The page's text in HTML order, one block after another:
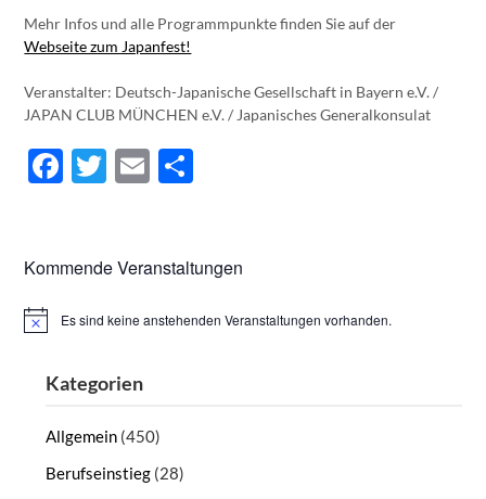
Mehr Infos und alle Programmpunkte finden Sie auf der
Webseite zum Japanfest!
Veranstalter: Deutsch-Japanische Gesellschaft in Bayern e.V. /
JAPAN CLUB MÜNCHEN e.V. / Japanisches Generalkonsulat
Facebook
Twitter
Email
Kommende Veranstaltungen
HinweisEs sind keine anstehenden Veranstaltungen vorhanden.
Kategorien
Allgemein (450)
Berufseinstieg (28)